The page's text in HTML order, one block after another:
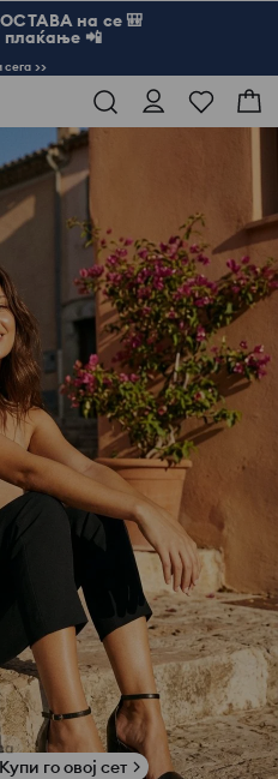
на се 🎒
плаќање 📲
>>
со висок струк
го овој сет